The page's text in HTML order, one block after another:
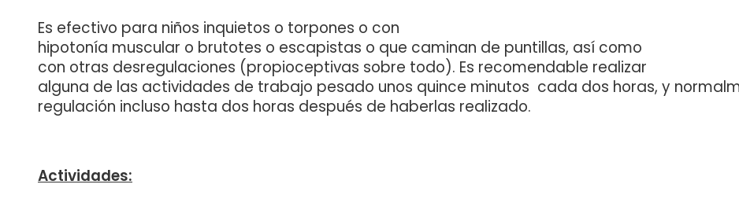
Es efectivo para niños inquietos o torpones o con
hipotonía muscular o brutotes o escapistas o que caminan de puntillas, así como
con otras desregulaciones (propioceptivas sobre todo). Es recomendable realizar
alguna de las actividades de trabajo pesado unos quince minutos cada dos horas, y
regulación incluso hasta dos horas después de haberlas realizado.
Actividades: